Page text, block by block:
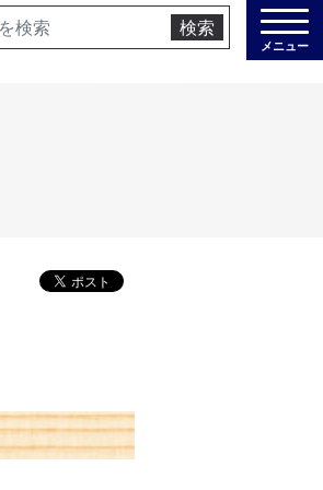
検索
メニュー